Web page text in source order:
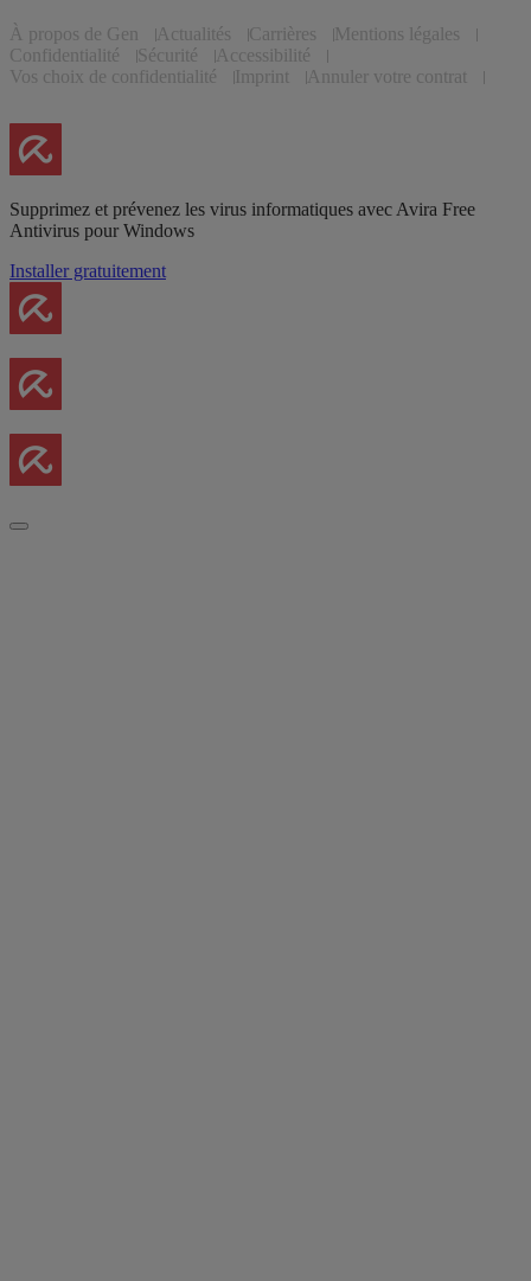
À propos de Gen Actualités Carrières
Mentions légales
Confidentialité
Sécurité
Accessibilité
Vos choix de confidentialité
Imprint Annuler votre contrat
Supprimez et prévenez les virus informatiques avec Avira Free
Antivirus pour Windows
Installer gratuitement